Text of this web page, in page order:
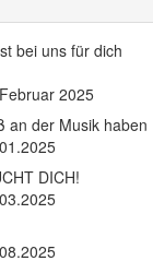
bei uns für dich
2025
an der Musik haben
DICH!